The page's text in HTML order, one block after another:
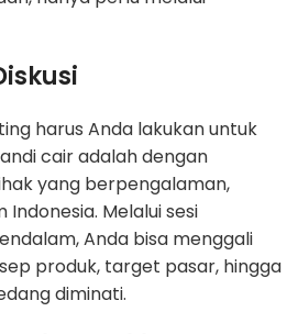
harus Anda lakukan untuk
cair adalah dengan
yang berpengalaman,
Melalui sesi
Anda bisa menggali
produk, target pasar, hingga
diminati.